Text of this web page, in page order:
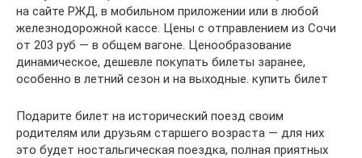
на сайте РЖД, в мобильном приложении или в любой
железнодорожной кассе. Цены с отправлением из Сочи
от 203 руб — в общем вагоне. Ценообразование
динамическое, дешевле покупать билеты заранее,
особенно в летний сезон и на выходные. купить билет
Подарите билет на исторический поезд своим
родителям или друзьям старшего возраста — для них
это будет ностальгическая поездка, полная приятных